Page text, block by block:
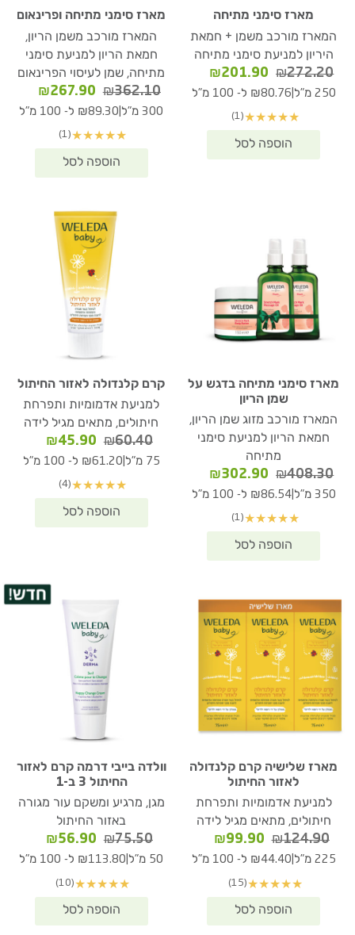
מארז סימני מתיחה
המארז מורכב משמן + חמאת
היריון למניעת סימני מתיחה
₪272.20
המחיר
המקורי
₪272.20.
₪201.90
המחיר
הנוכחי
250 מ"ל ₪80.76 ל- 100 מ"ל
★
★
★
★
★
(1)
מארז סימני מתיחה ופרינאום
המארז מורכב משמן הריון,
חמאת הריון למניעת סימני
מתיחה, שמן לעיסוי הפרינאום
₪362.10
המחיר
המקורי
₪362.10.
₪267.90
הנוכחי
300 מ"ל ₪89.30 ל- 100 מ"ל
★
★
★
★
★
(1)
מארז סימני מתיחה בדגש על
שמן הריון
המארז מורכב מזוג שמן הריון,
חמאת הריון למניעת סימני
מתיחה
₪408.30
המחיר
המקורי
₪408.30.
₪302.90
המחיר
הנוכחי
350 מ"ל |₪86.54 ל- 100 מ"ל
★
★
★
★
★
(1)
קרם קלנדולה לאזור החיתול
למניעת אדמומיות ותפרחת
חיתולים, מתאים מגיל לידה
₪60.40
המחיר
המקורי
₪60.40.
₪45.90
הנוכחי
75 מ"ל ₪61.20 ל- 100 מ"ל
★
★
★
★
★
(4)
מארז שלישיה קרם קלנדולה
לאזור החיתול
למניעת אדמומיות ותפרחת
חיתולים, מתאים מגיל לידה
₪124.90
המחיר
המקורי
₪124.90.
₪99.90
הנוכחי
225 מ"ל ₪44.40 ל- 100 מ"ל
★
★
★
★
★
(15)
וולדה בייבי דרמה קרם לאזור
החיתול 3 ב-1
מגן, מרגיע ומשקם עור מגורה
באזור החיתול
₪75.50
המחיר
המקורי
₪75.50.
₪56.90
הנוכחי
50 מ"ל ₪113.80 ל- 100 מ"ל
★
★
★
★
★
(10)